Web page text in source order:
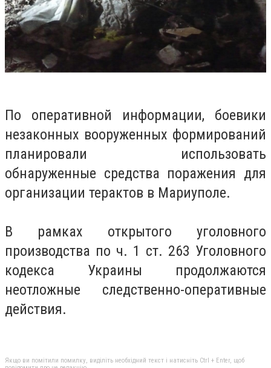
По оперативной информации, боевики
незаконных вооруженных формирований
планировали использовать
обнаруженные средства поражения для
организации терактов в Мариуполе.
В рамках открытого уголовного
производства по ч. 1 ст. 263 Уголовного
кодекса Украины продолжаются
неотложные следственно-оперативные
действия.
Якщо ви помітили помилку, виділіть необхідний текст і натисніть Ctrl + Enter, щоб